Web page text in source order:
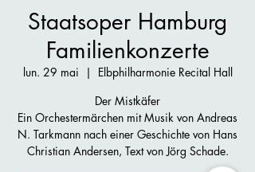
Staatsoper Hamburg
Familienkonzerte
lun. 29 mai
  |
Elbphilharmonie Recital Hall
Der Mistkäfer
Ein Orchestermärchen mit Musik von Andreas
N. Tarkmann nach einer Geschichte von Hans
Christian Andersen, Text von Jörg Schade.